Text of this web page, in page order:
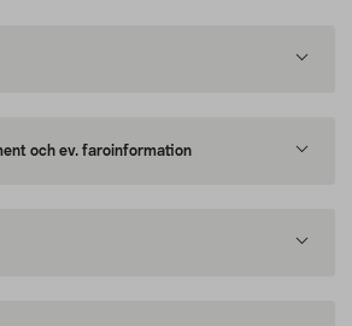
och ev. faroinformation